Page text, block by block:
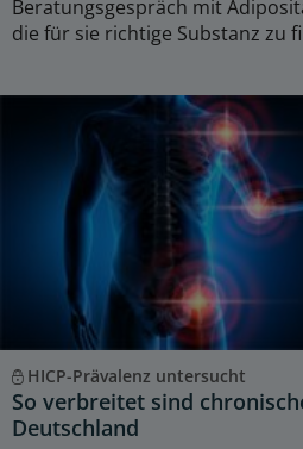
Beratungsgespräch mit
die für sie richtige Substanz zu
HICP-Prävalenz untersucht
So verbreitet sind
Deutschland